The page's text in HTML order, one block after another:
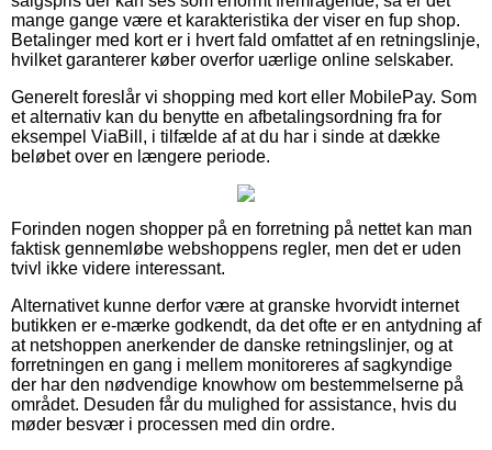
mange gange være et karakteristika der viser en fup shop.
Betalinger med kort er i hvert fald omfattet af en retningslinje,
hvilket garanterer køber overfor uærlige online selskaber.
Generelt foreslår vi shopping med kort eller MobilePay. Som
et alternativ kan du benytte en afbetalingsordning fra for
eksempel ViaBill, i tilfælde af at du har i sinde at dække
beløbet over en længere periode.
Forinden nogen shopper på en forretning på nettet kan man
faktisk gennemløbe webshoppens regler, men det er uden
tvivl ikke videre interessant.
Alternativet kunne derfor være at granske hvorvidt internet
butikken er e-mærke godkendt, da det ofte er en antydning af
at netshoppen anerkender de danske retningslinjer, og at
forretningen en gang i mellem monitoreres af sagkyndige
der har den nødvendige knowhow om bestemmelserne på
området. Desuden får du mulighed for assistance, hvis du
møder besvær i processen med din ordre.